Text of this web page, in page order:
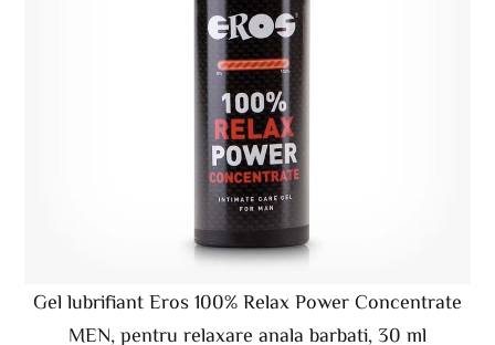
Gel lubrifiant Eros 100% Relax Power Concentrate
MEN, pentru relaxare anala barbati, 30 ml